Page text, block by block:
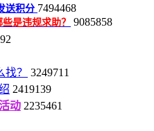
送积分 7494468
是违规求助？ 9085858
？
3249711
2419139
动 2235461